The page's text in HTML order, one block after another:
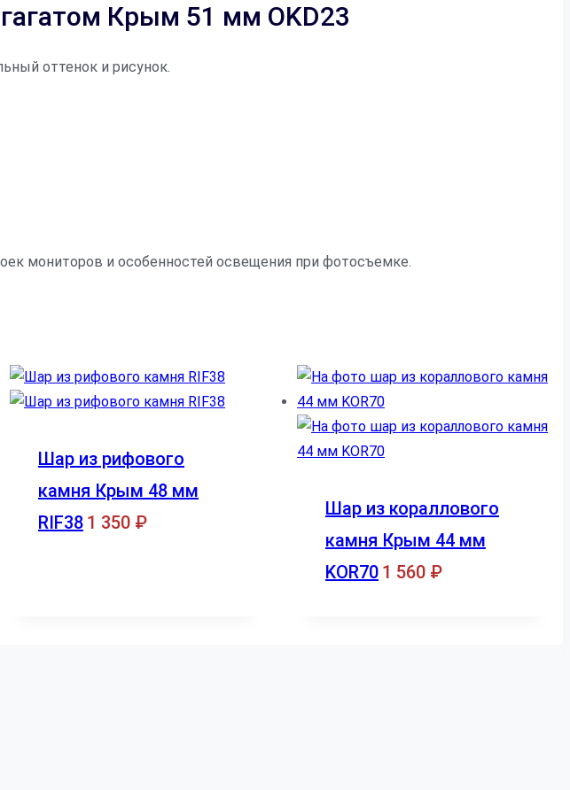
Крым 51 мм OKD23
оттенок и рисунок.
мониторов и особенностей освещения при фотосъемке.
Шар из рифового
камня Крым 48 мм
RIF38 1 350 ₽
Шар из кораллового
камня Крым 44 мм
KOR70 1 560 ₽